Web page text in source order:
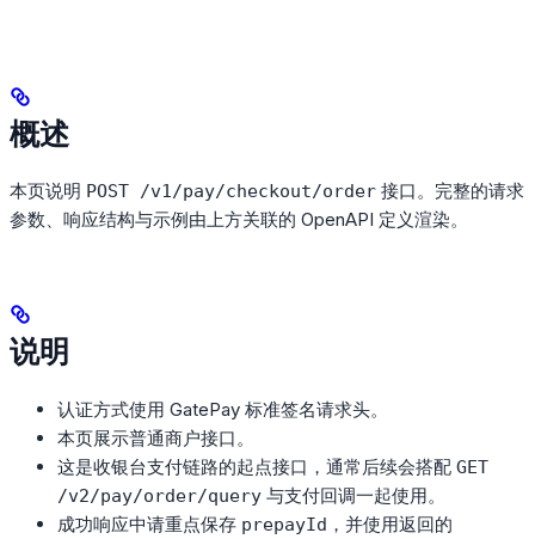
概述
本页说明 POST /v1/pay/checkout/order 接口。完整的请求
参数、响应结构与示例由上方关联的 OpenAPI 定义渲染。
说明
认证方式使用 GatePay 标准签名请求头。
本页展示普通商户接口。
这是收银台支付链路的起点接口，通常后续会搭配 GET
/v2/pay/order/query 与支付回调一起使用。
成功响应中请重点保存 prepayId ，并使用返回的